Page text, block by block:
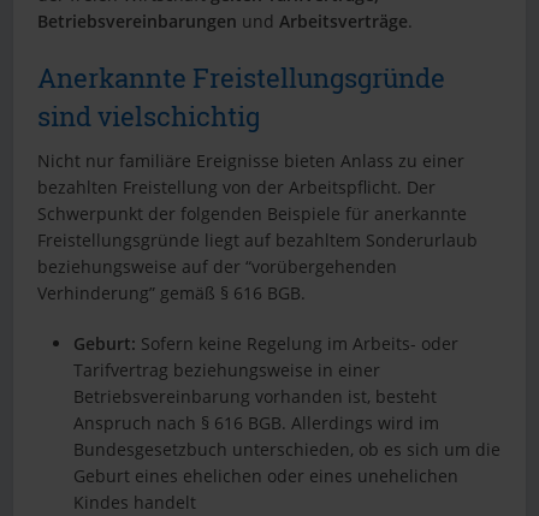
Betriebsvereinbarungen und Arbeitsverträge.
Anerkannte Freistellungsgründe
sind vielschichtig
Nicht nur familiäre Ereignisse bieten Anlass zu einer
bezahlten Freistellung von der Arbeitspflicht. Der
Schwerpunkt der folgenden Beispiele für anerkannte
Freistellungsgründe liegt auf bezahltem Sonderurlaub
beziehungsweise auf der “vorübergehenden
Verhinderung” gemäß § 616 BGB.
Geburt: Sofern keine Regelung im Arbeits- oder
Tarifvertrag beziehungsweise in einer
Betriebsvereinbarung vorhanden ist, besteht
Anspruch nach § 616 BGB. Allerdings wird im
Bundesgesetzbuch unterschieden, ob es sich um die
Geburt eines ehelichen oder eines unehelichen
Kindes handelt